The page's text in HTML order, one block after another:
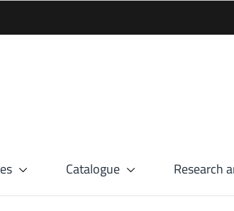
Catalogue Research